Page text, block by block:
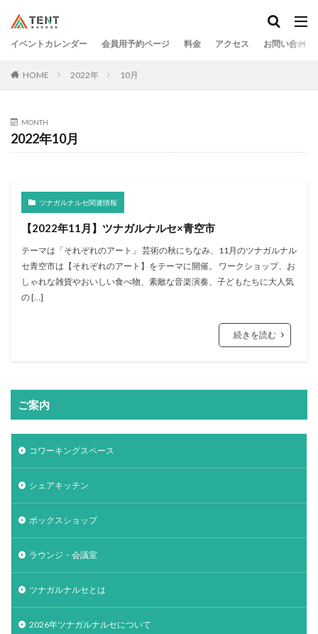
イベントカレンダー 会員用予約ページ 料金 アクセス お問い合わせ
HOME 2022年 10月
MONTH
2022年10月
ツナガルナルセ関連情報
【2022年11月】ツナガルナルセ×青空市
テーマは「それぞれのアート」 芸術の秋にちなみ、11月のツナガルナル
セ青空市は【それぞれのアート】をテーマに開催。 ワークショップ、お
しゃれな雑貨やおいしい食べ物、素敵な音楽演奏、子どもたちに大人気
の […]
続きを読む
ご案内
コワーキングスペース
シェアキッチン
ボックスショップ
ラウンジ・会議室
ツナガルナルセとは
2026年ツナガルナルセについて